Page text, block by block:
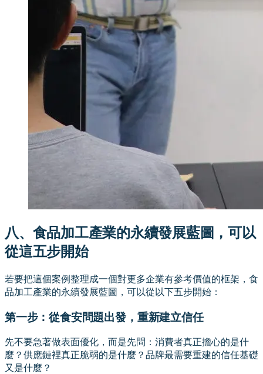
八、食品加工產業的永續發展藍圖，可以
從這五步開始
若要把這個案例整理成一個對更多企業有參考價值的框架，食
品加工產業的永續發展藍圖，可以從以下五步開始：
第一步：從食安問題出發，重新建立信任
先不要急著做表面優化，而是先問：消費者真正擔心的是什
麼？供應鏈裡真正脆弱的是什麼？品牌最需要重建的信任基礎
又是什麼？